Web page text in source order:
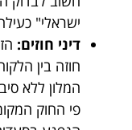
ישראלי"
דיני חוזים:
חוזה בין
המלון ללא
פי החוק